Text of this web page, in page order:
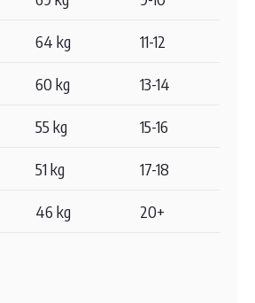
64 kg 11-12
60 kg 13-14
55 kg 15-16
51 kg 17-18
46 kg 20+